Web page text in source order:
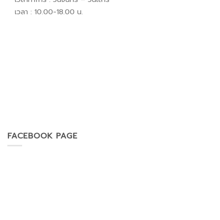
เวลา : 10.00-18.00 น.
FACEBOOK PAGE